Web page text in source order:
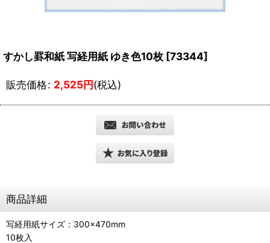
すかし罫和紙 写経用紙 ゆき色10枚 [73344]
販売価格: 2,525円(税込)
商品詳細
写経用紙サイズ：300×470mm
10枚入